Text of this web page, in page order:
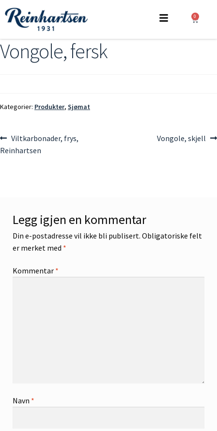
0
Vongole, fersk
Kategorier: Produkter, Sjømat
Viltkarbonader, frys,
Reinhartsen
Vongole, skjell
Legg igjen en kommentar
Din e-postadresse vil ikke bli publisert. Obligatoriske felt
er merket med *
Kommentar *
Navn *